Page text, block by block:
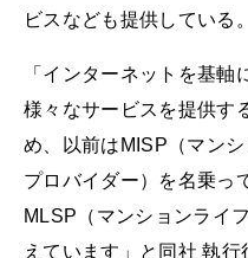
ビスなども提供している。
「インターネットを基
様々なサービスを提供す
め、以前はMISP（マン
プロバイダー）を名乗っ
MLSP（マンションライ
えています」と同社 執